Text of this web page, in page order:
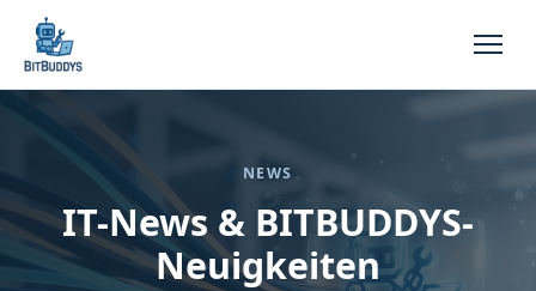
NEWS
IT-News & BITBUDDYS-
Neuigkeiten